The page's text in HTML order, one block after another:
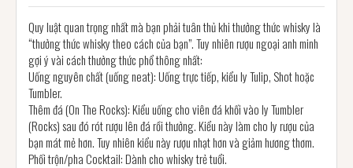
Quy luật quan trọng nhất mà bạn phải tuân thủ khi thưởng thức whisky là
“thưởng thức whisky theo cách của bạn”. Tuy nhiên rượu ngoại anh minh
gợi ý vài cách thưởng thức phổ thông nhất:
Uống nguyên chất (uống neat): Uống trực tiếp, kiểu ly Tulip, Shot hoặc
Tumbler.
Thêm đá (On The Rocks): Kiểu uống cho viên đá khối vào ly Tumbler
(Rocks) sau đó rót rượu lên đá rồi thưởng. Kiểu này làm cho ly rượu của
bạn mát mẻ hơn. Tuy nhiên kiểu này rượu nhạt hơn và giảm hương thơm.
Phối trộn/pha Cocktail: Dành cho whisky trẻ tuổi.